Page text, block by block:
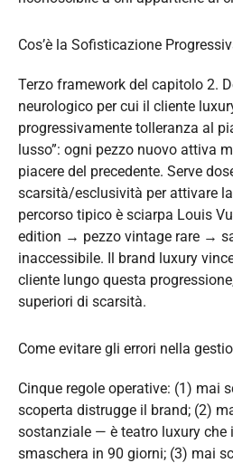
Cos’è la Sofisticazione
Terzo framework del capitolo 2.
neurologico per cui il cliente
progressivamente tolleranza al
lusso”: ogni pezzo nuovo attiva
piacere del precedente. Serve
scarsità/esclusività per attivare
percorso tipico è sciarpa Louis
edition → pezzo vintage rare →
inaccessibile. Il brand luxury
cliente lungo questa
superiori di scarsità.
Come evitare gli errori nella
Cinque regole operative: (1) mai
scoperta distrugge il brand; (2)
sostanziale — è teatro luxury
smaschera in 90 giorni; (3) mai